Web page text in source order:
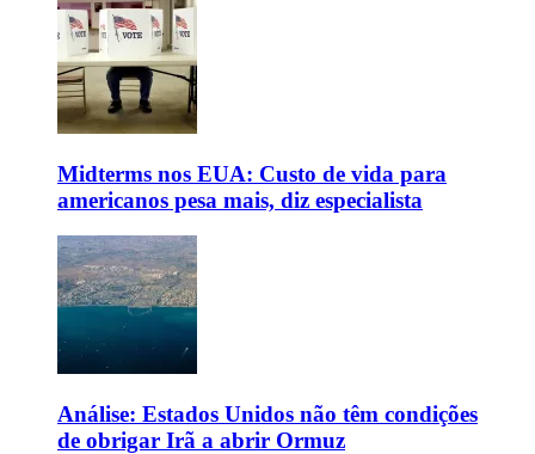
Midterms nos EUA: Custo de vida para
americanos pesa mais, diz especialista
Análise: Estados Unidos não têm condições
de obrigar Irã a abrir Ormuz